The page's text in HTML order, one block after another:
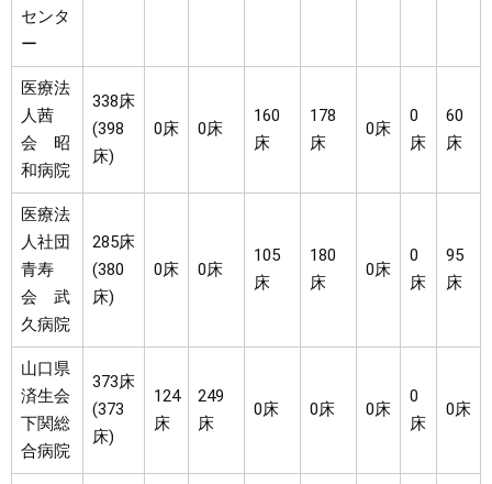
センタ
ー
医療法
人茜
会 昭
和病院
338床
(398
床)
0床 0床
160
床
178
床
0床
0
床
60
床
医療法
人社団
青寿
会 武
久病院
285床
(380
床)
0床 0床
105
床
180
床
0床
0
床
95
床
山口県
済生会
下関総
合病院
373床
(373
床)
124
床
249
床
0床 0床 0床
0
床
0床